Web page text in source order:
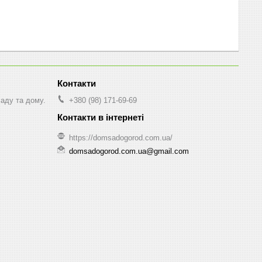
та дому. +380 (98) 171-69-69
https://domsadogorod.com.ua/
domsadogorod.com.ua@gmail.com